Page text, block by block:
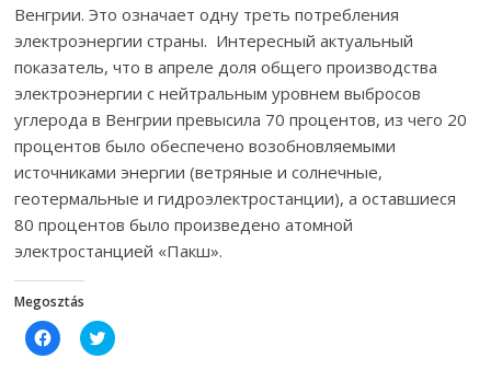
Венгрии. Это означает одну треть потребления
электроэнергии страны. Интересный актуальный
показатель, что в апреле доля общего производства
электроэнергии с нейтральным уровнем выбросов
углерода в Венгрии превысила 70 процентов, из чего 20
процентов было обеспечено возобновляемыми
источниками энергии (ветряные и солнечные,
геотермальные и гидроэлектростанции), а оставшиеся
80 процентов было произведено атомной
электростанцией «Пакш».
Megosztás
C
l
C
l